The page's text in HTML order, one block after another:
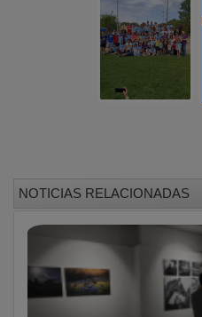
NOTICIAS RELACIONADAS